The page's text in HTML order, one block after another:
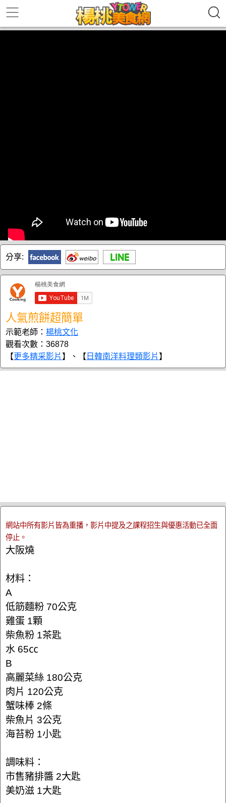
分享:
人氣煎餅超簡單
示範老師： 楊桃文化
觀看次數：36878
【更多精采影片 】、【 日韓南洋料理類影片 】
網站中所有影片皆為重播，影片中提及之課程招生與優惠活動已全面
停止。
大阪燒
材料：
A
低筋麵粉 70公克
雞蛋 1顆
柴魚粉 1茶匙
水 65㏄
B
高麗菜絲 180公克
肉片 120公克
蟹味棒 2條
柴魚片 3公克
海苔粉 1小匙
調味料：
市售豬排醬 2大匙
美奶滋 1大匙